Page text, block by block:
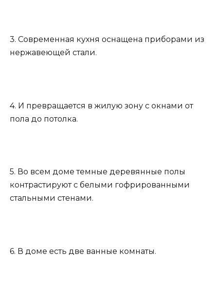
3. Современная кухня оснащена приборами из
нержавеющей стали.
4. И превращается в жилую зону с окнами от
пола до потолка.
5. Во всем доме темные деревянные полы
контрастируют с белыми гофрированными
стальными стенами.
6. В доме есть две ванные комнаты.